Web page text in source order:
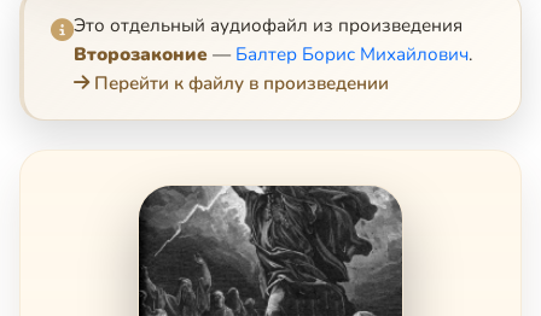
Это отдельный аудиофайл из произведения
Второзаконие — Балтер Борис Михайлович.
Перейти к файлу в произведении